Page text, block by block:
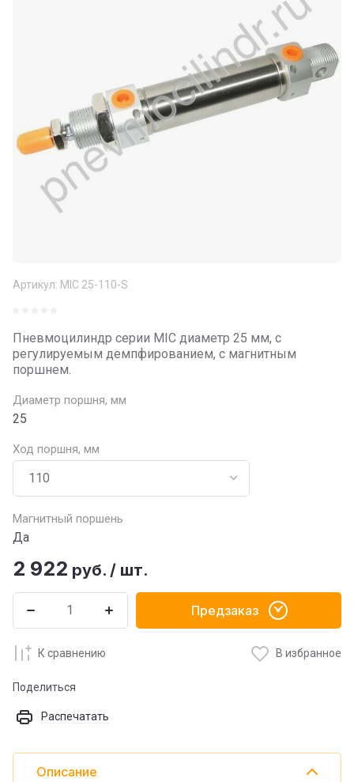
Артикул: MIC 25-110-S
Пневмоцилиндр серии MIC диаметр 25 мм, с
регулируемым демпфированием, с магнитным
поршнем.
Диаметр поршня, мм
25
Ход поршня, мм
Магнитный поршень
Да
2 922 руб. / шт.
Предзаказ
К сравнению В избранное
Поделиться
Распечатать
Описание